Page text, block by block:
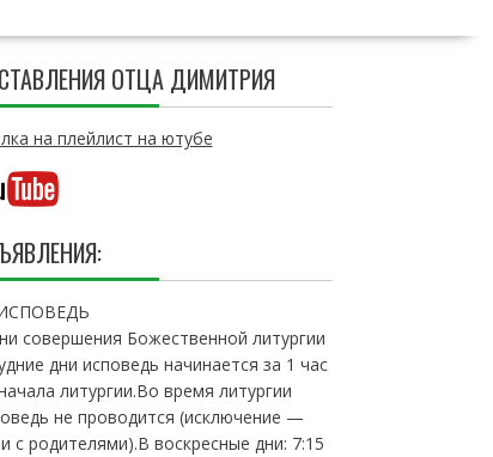
ОТЦА ДИМИТРИЯ
на плейлист на ютубе
совершения Божественной литургии
дни исповедь начинается за 1 час
литургии.Во время литургии
не проводится (исключение —
с родителями).В воскресные дни: 7:15